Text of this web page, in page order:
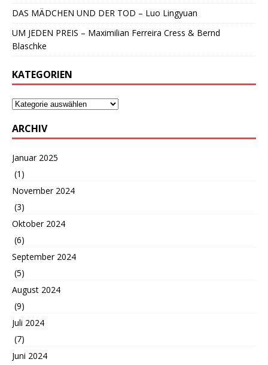
DAS MÄDCHEN UND DER TOD – Luo Lingyuan
UM JEDEN PREIS – Maximilian Ferreira Cress & Bernd
Blaschke
KATEGORIEN
ARCHIV
Januar 2025
(1)
November 2024
(3)
Oktober 2024
(6)
September 2024
(5)
August 2024
(9)
Juli 2024
(7)
Juni 2024